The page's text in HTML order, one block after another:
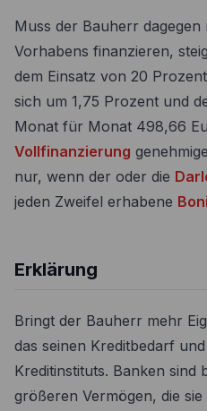
Muss der Bauherr
Vorhabens finanzieren,
dem Einsatz von 20
sich um 1,75 Prozent und
Monat für Monat 498,66
Vollfinanzierung
nur, wenn der oder die
jeden Zweifel erhabene
Erklärung
Bringt der Bauherr mehr
das seinen Kreditbedarf
Kreditinstituts. Banken sind
größeren Vermögen, die